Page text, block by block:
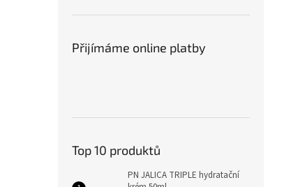
Přijímáme online platby
Top 10 produktů
PN JALICA TRIPLE hydratační